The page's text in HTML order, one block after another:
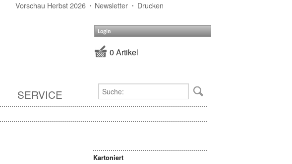
Vorschau Herbst 2026 Newsletter Drucken
Login
0 Artikel
SERVICE
Kartoniert